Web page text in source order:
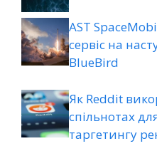
AST
сервіс на
BlueBird
Як Reddit
спільнотах
таргетингу